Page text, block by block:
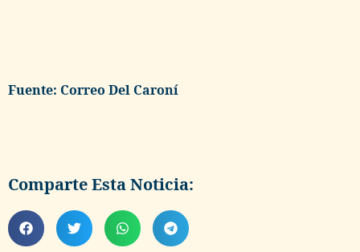
Fuente: Correo Del Caroní
Comparte Esta Noticia: